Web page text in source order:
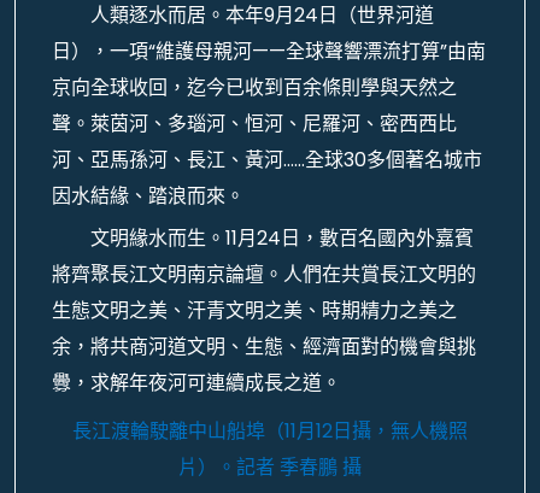
人類逐水而居。本年9月24日（世界河道
日），一項“維護母親河——全球聲響漂流打算”由南
京向全球收回，迄今已收到百余條則學與天然之
聲。萊茵河、多瑙河、恒河、尼羅河、密西西比
河、亞馬孫河、長江、黃河……全球30多個著名城市
因水結緣、踏浪而來。
文明緣水而生。11月24日，數百名國內外嘉賓
將齊聚長江文明南京論壇。人們在共賞長江文明的
生態文明之美、汗青文明之美、時期精力之美之
余，將共商河道文明、生態、經濟面對的機會與挑
釁，求解年夜河可連續成長之道。
長江渡輪駛離中山船埠（11月12日攝，無人機照
片）。 記者 季春鵬 攝